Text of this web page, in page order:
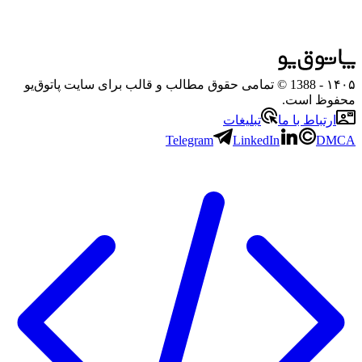
۱۴۰۵
- 1388 © تمامی حقوق مطالب و قالب برای سایت پاتوق‌یو
محفوظ است.
ارتباط با ما
تبلیغات
Telegram
LinkedIn DMCA